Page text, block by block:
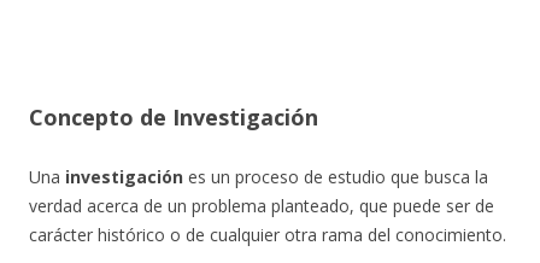
Concepto de Investigación
Una investigación es un proceso de estudio que busca la
verdad acerca de un problema planteado, que puede ser de
carácter histórico o de cualquier otra rama del conocimiento.